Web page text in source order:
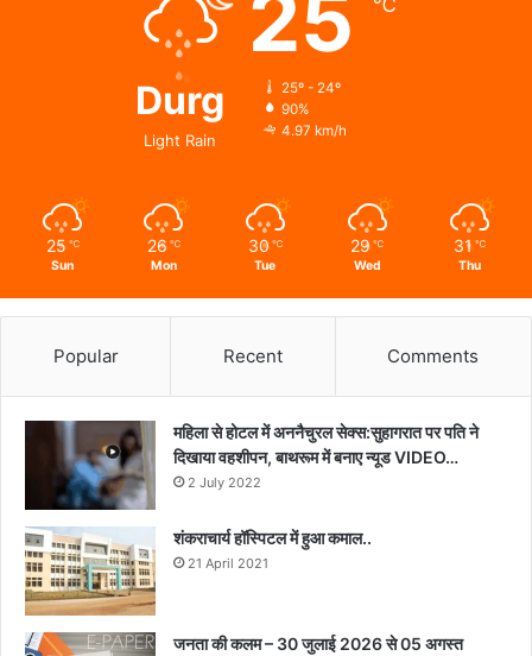
Durg
Light Rain
25 ℃
25º - 24º
90%
4.97 km/h
25 ℃
Sun
26 ℃
Mon
30 ℃
Tue
29 ℃
Wed
31 ℃
Thu
Popular Recent Comments
महिला से होटल में अननैचुरल सेक्स:सुहागरात पर पति ने
दिखाया वहशीपन, बाथरूम में बनाए न्यूड VIDEO…
2 July 2022
शंकराचार्य हॉस्पिटल में हुआ कमाल..
21 April 2021
जनता की कलम – 30 जुलाई 2026 से 05 अगस्त